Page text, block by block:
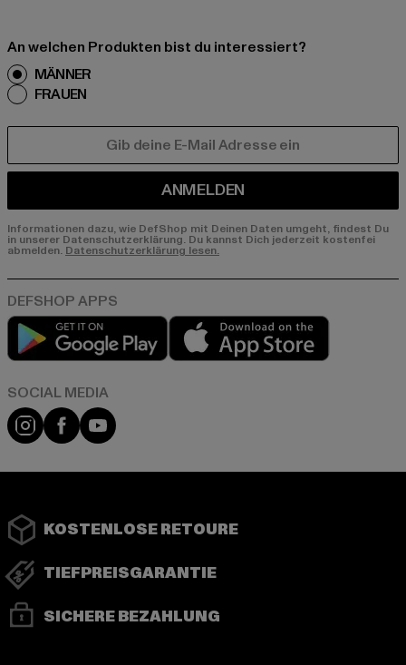
An welchen Produkten bist du interessiert?
MÄNNER
FRAUEN
ANMELDEN
Informationen dazu, wie DefShop mit Deinen Daten umgeht, findest Du
in unserer Datenschutzerklärung. Du kannst Dich jederzeit kostenfei
abmelden. Datenschutzerklärung lesen.
Play market
Instagram
FacebookYouTube
KOSTENLOSE RETOURE
TIEFPREISGARANTIE
SICHERE BEZAHLUNG